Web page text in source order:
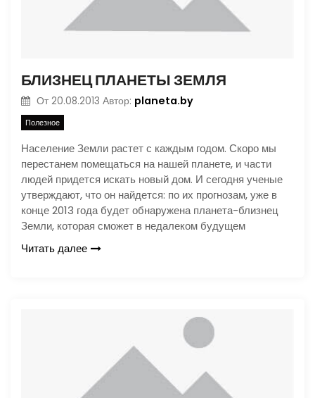
БЛИЗНЕЦ ПЛАНЕТЫ ЗЕМЛЯ
От 20.08.2013 Автор: planeta.by
Полезное
Население Земли растет с каждым годом. Скоро мы
перестанем помещаться на нашей планете, и части
людей придется искать новый дом. И сегодня ученые
утверждают, что он найдется: по их прогнозам, уже в
конце 2013 года будет обнаружена планета-близнец
Земли, которая сможет в недалеком будущем
Читать далее